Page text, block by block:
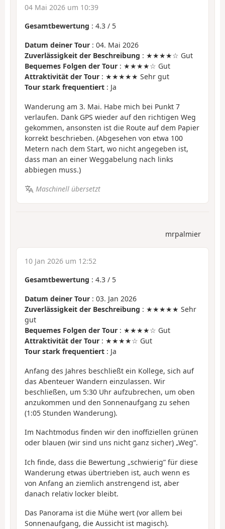
04 Mai 2026 um 10:39
Gesamtbewertung : 4.3 / 5
Datum deiner Tour : 04. Mai 2026
Zuverlässigkeit der Beschreibung : ★★★★☆ Gut
Bequemes Folgen der Tour : ★★★★☆ Gut
Attraktivität der Tour : ★★★★★ Sehr gut
Tour stark frequentiert : Ja
Wanderung am 3. Mai. Habe mich bei Punkt 7
verlaufen. Dank GPS wieder auf den richtigen Weg
gekommen, ansonsten ist die Route auf dem Papier
korrekt beschrieben. (Abgesehen von etwa 100
Metern nach dem Start, wo nicht angegeben ist,
dass man an einer Weggabelung nach links
abbiegen muss.)
Maschinell übersetzt
mrpalmier
10 Jan 2026 um 12:52
Gesamtbewertung : 4.3 / 5
Datum deiner Tour : 03. Jan 2026
Zuverlässigkeit der Beschreibung : ★★★★★ Sehr
gut
Bequemes Folgen der Tour : ★★★★☆ Gut
Attraktivität der Tour : ★★★★☆ Gut
Tour stark frequentiert : Ja
Anfang des Jahres beschließt ein Kollege, sich auf
das Abenteuer Wandern einzulassen. Wir
beschließen, um 5:30 Uhr aufzubrechen, um oben
anzukommen und den Sonnenaufgang zu sehen
(1:05 Stunden Wanderung).
Im Nachtmodus finden wir den inoffiziellen grünen
oder blauen (wir sind uns nicht ganz sicher) „Weg”.
Ich finde, dass die Bewertung „schwierig” für diese
Wanderung etwas übertrieben ist, auch wenn es
von Anfang an ziemlich anstrengend ist, aber
danach relativ locker bleibt.
Das Panorama ist die Mühe wert (vor allem bei
Sonnenaufgang, die Aussicht ist magisch).